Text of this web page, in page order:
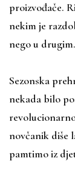
proizvođače.
nekim je
nego u drugim.
Sezonska
nekada bilo
novčanik diše
pamtimo iz